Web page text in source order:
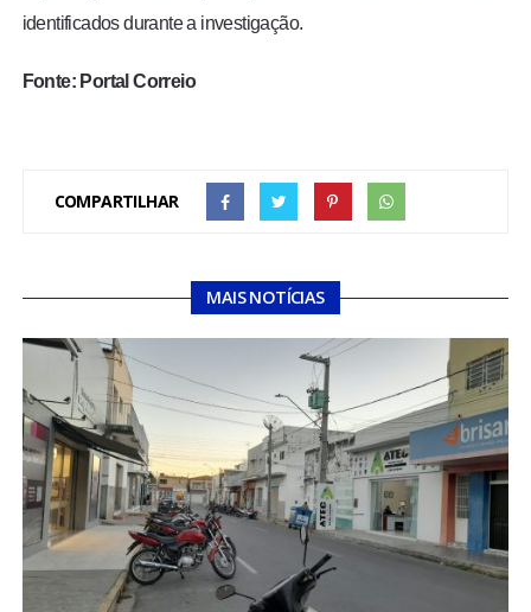
identificados durante a investigação.
Fonte: Portal Correio
COMPARTILHAR
MAIS NOTÍCIAS